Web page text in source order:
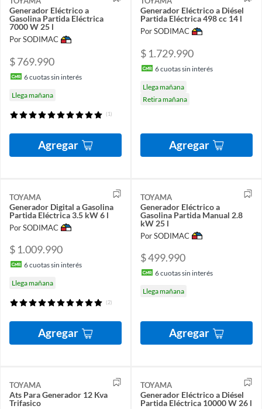
Generador Eléctrico a
Gasolina Partida Eléctrica
7000 W 25 l
Por SODIMAC
$ 769.990
6cuotas sin interés
Llega mañana
(1)
Agregar
Generador Eléctrico a Diésel
Partida Eléctrica 498 cc 14 l
Por SODIMAC
$ 1.729.990
6cuotas sin interés
Llega mañana
Retira mañana
Agregar
TOYAMA
Generador Digital a Gasolina
Partida Eléctrica 3.5 kW 6 l
Por SODIMAC
$ 1.009.990
6cuotas sin interés
Llega mañana
(2)
Agregar
TOYAMA
Generador Eléctrico a
Gasolina Partida Manual 2.8
kW 25 l
Por SODIMAC
$ 499.990
6cuotas sin interés
Llega mañana
Agregar
TOYAMA
Ats Para Generador 12 Kva
Trifasico
TOYAMA
Generador Eléctrico a Diésel
Partida Eléctrica 10000 W 26 l